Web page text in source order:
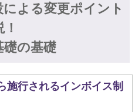
よる変更ポイント
の基礎
施行されるインボイス制